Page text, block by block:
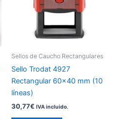
Sellos de Caucho Rectangulares
Sello Trodat 4927
Rectangular 60×40 mm (10
líneas)
30,77€ IVA incluido.
variantes.
Las
opciones
se
en
de